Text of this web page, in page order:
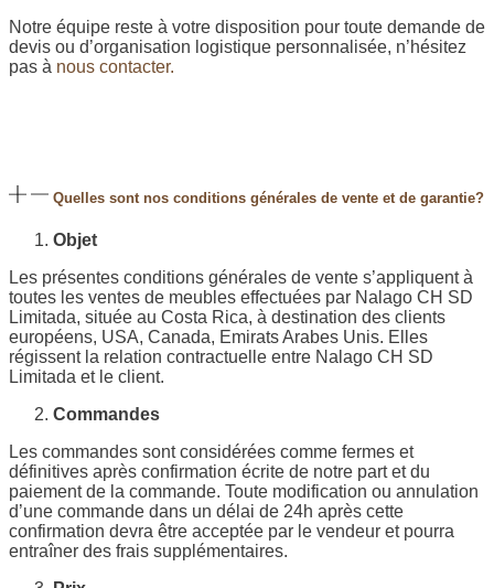
Notre équipe reste à votre disposition pour toute demande de
devis ou d’organisation logistique personnalisée, n’hésitez
pas à nous contacter.
Quelles sont nos conditions générales de vente et de garantie?
Objet
Les présentes conditions générales de vente s’appliquent à
toutes les ventes de meubles effectuées par Nalago CH SD
Limitada, située au Costa Rica, à destination des clients
européens, USA, Canada, Emirats Arabes Unis. Elles
régissent la relation contractuelle entre Nalago CH SD
Limitada et le client.
Commandes
Les commandes sont considérées comme fermes et
définitives après confirmation écrite de notre part et du
paiement de la commande. Toute modification ou annulation
d’une commande dans un délai de 24h après cette
confirmation devra être acceptée par le vendeur et pourra
entraîner des frais supplémentaires.